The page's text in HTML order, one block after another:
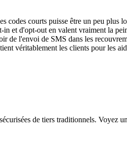
codes courts puisse être un peu plus
et d'opt-out en valent vraiment la
de l'envoi de SMS dans les
véritablement les clients pour les
de tiers traditionnels. Voyez